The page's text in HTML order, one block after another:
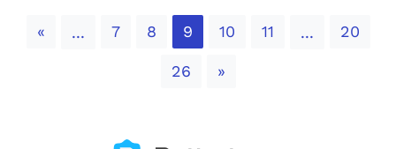
«Previous
... 7 8 9 10 11 ... 20
26 »Next